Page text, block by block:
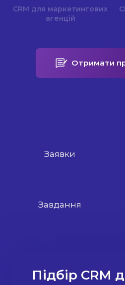
CRM для маркетингових
агенцій
Отримати
Заявки
Завдання
Підбір CRM